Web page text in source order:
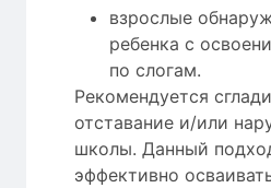
взрослые
ребенка с
по слогам.
Рекомендуется
отставание и/или
школы. Данный
эффективно